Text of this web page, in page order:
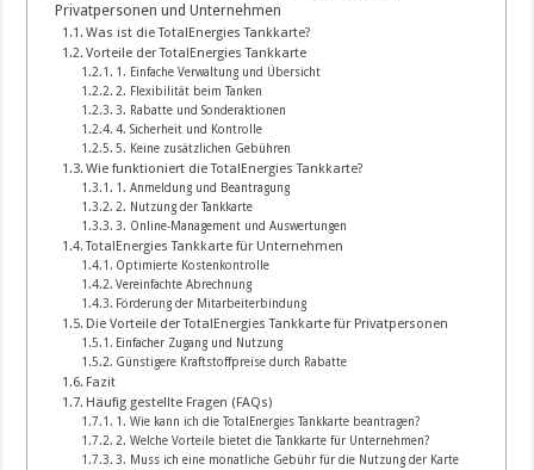
Privatpersonen und Unternehmen
Was ist die TotalEnergies Tankkarte?
Vorteile der TotalEnergies Tankkarte
1. Einfache Verwaltung und Übersicht
2. Flexibilität beim Tanken
3. Rabatte und Sonderaktionen
4. Sicherheit und Kontrolle
5. Keine zusätzlichen Gebühren
Wie funktioniert die TotalEnergies Tankkarte?
1. Anmeldung und Beantragung
2. Nutzung der Tankkarte
3. Online-Management und Auswertungen
TotalEnergies Tankkarte für Unternehmen
Optimierte Kostenkontrolle
Vereinfachte Abrechnung
Förderung der Mitarbeiterbindung
Die Vorteile der TotalEnergies Tankkarte für Privatpersonen
Einfacher Zugang und Nutzung
Günstigere Kraftstoffpreise durch Rabatte
Fazit
Häufig gestellte Fragen (FAQs)
1. Wie kann ich die TotalEnergies Tankkarte beantragen?
2. Welche Vorteile bietet die Tankkarte für Unternehmen?
3. Muss ich eine monatliche Gebühr für die Nutzung der Karte